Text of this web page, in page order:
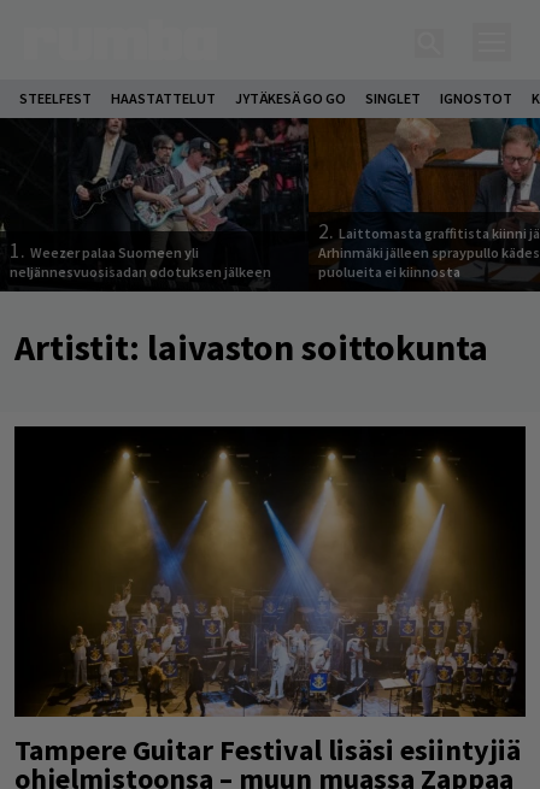
STEELFEST HAASTATTELUT JYTÄKESÄ GO GO SINGLET IGNOSTOT
1. Weezer palaa Suomeen yli
neljännesvuosisadan odotuksen jälkeen
2. Laittomasta graffitista kiinni
Arhinmäki jälleen spraypullo
puolueita ei kiinnosta
Artistit: laivaston soittokunta
Tampere Guitar Festival lisäsi esiintyjiä
ohjelmistoonsa – muun muassa Zappaa